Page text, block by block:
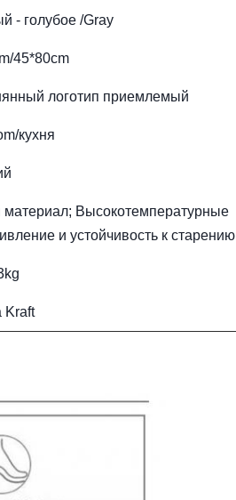
- голубое /Gray
45*80cm
логотип приемлемый
кухня
материал; Высокотемпературные
и устойчивость к старению
Kraft